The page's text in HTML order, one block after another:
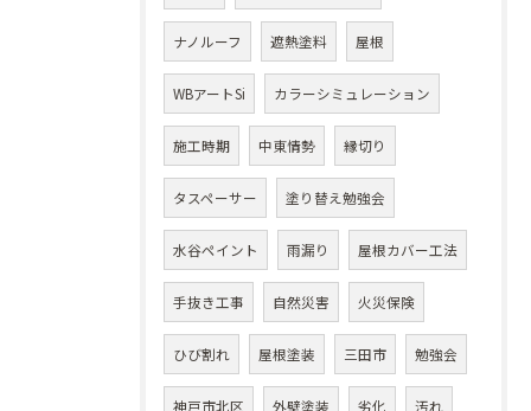
ナノルーフ 遮熱塗料 屋根
WBアートSi カラーシミュレーション
施工時期 中東情勢 縁切り
タスペーサー 塗り替え勉強会
水谷ペイント 雨漏り 屋根カバー工法
手抜き工事 自然災害 火災保険
ひび割れ 屋根塗装 三田市 勉強会
神戸市北区 外壁塗装 劣化 汚れ